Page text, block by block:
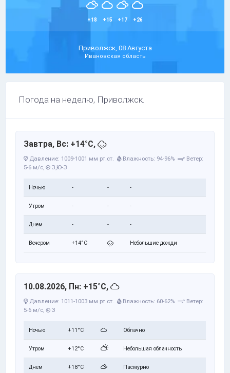
+18 +15 +17 +26
Приволжск, 08 Августа
Ивановская область
Погода на неделю, Приволжск.
Завтра, Вс: +14°C,
Давление: 1009-1001 мм рт.ст. Влажность: 94-96%
Ветер:
5-6 м/с, З,Ю-З
Ночью - - -
Утром - - -
Днем - - -
Вечером +14°C Небольшие дожди
10.08.2026, Пн: +15°C,
Давление: 1011-1003 мм рт.ст. Влажность: 60-62%
Ветер:
5-6 м/с, З
Ночью +11°C Облачно
Утром +12°C Небольшая облачность
Днем +18°C Пасмурно